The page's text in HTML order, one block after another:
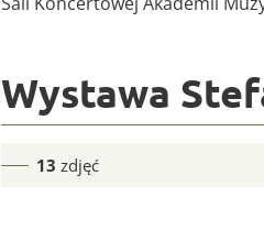
Wystawa
13 zdjęć